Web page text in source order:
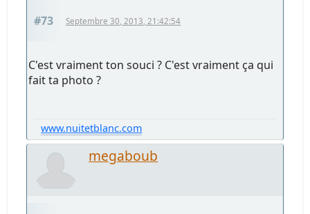
#73 Septembre 30, 2013, 21:42:54
C'est vraiment ton souci ? C'est vraiment ça qui
fait ta photo ?
www.nuitetblanc.com
megaboub